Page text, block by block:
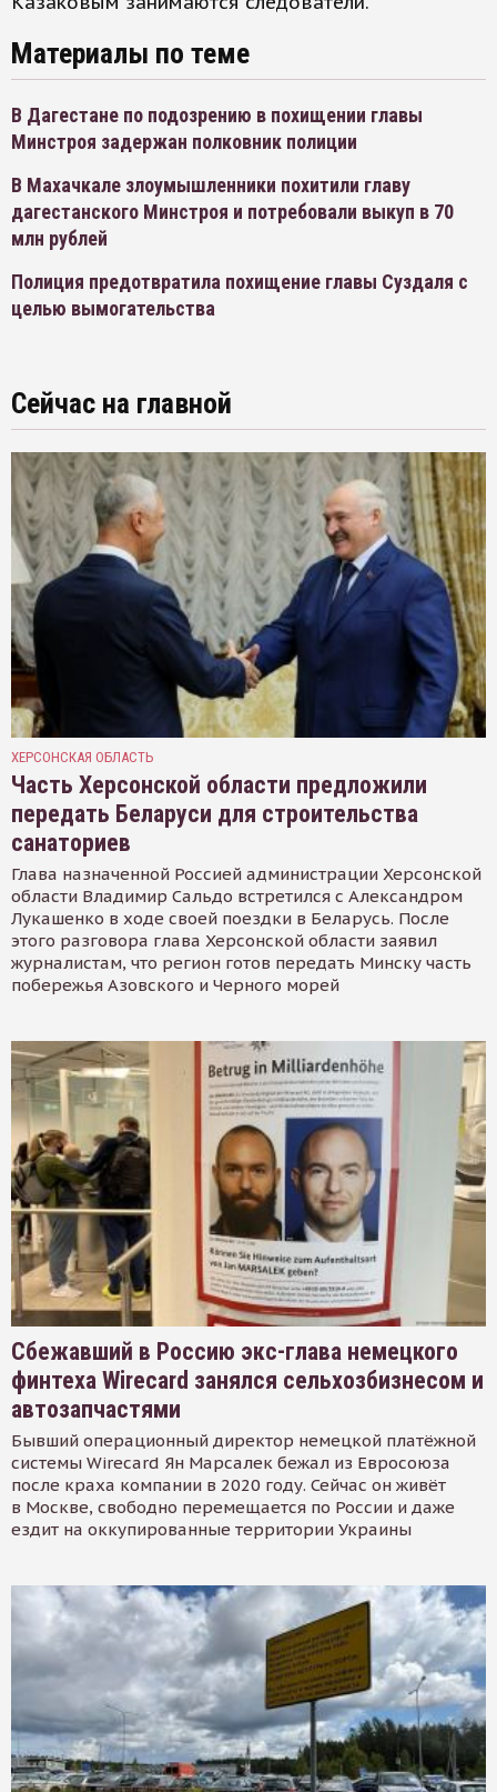
Материалы по теме
В Дагестане по подозрению в похищении главы
Минстроя задержан полковник полиции
В Махачкале злоумышленники похитили главу
дагестанского Минстроя и потребовали выкуп в 70
млн рублей
Полиция предотвратила похищение главы Суздаля с
целью вымогательства
Сейчас на главной
ХЕРСОНСКАЯ ОБЛАСТЬ
Часть Херсонской области предложили
передать Беларуси для строительства
санаториев
Глава назначенной Россией администрации Херсонской
области Владимир Сальдо встретился с Александром
Лукашенко в ходе своей поездки в Беларусь. После
этого разговора глава Херсонской области заявил
журналистам, что регион готов передать Минску часть
побережья Азовского и Черного морей
Сбежавший в Россию экс-глава немецкого
финтеха Wirecard занялся сельхозбизнесом и
автозапчастями
Бывший операционный директор немецкой платёжной
системы Wirecard Ян Марсалек бежал из Евросоюза
после краха компании в 2020 году. Сейчас он живёт
в Москве, свободно перемещается по России и даже
ездит на оккупированные территории Украины